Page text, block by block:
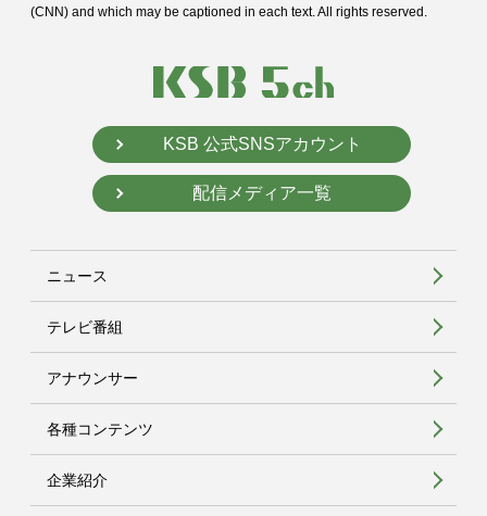
(CNN) and which may be captioned in each text. All rights reserved.
KSB 公式SNSアカウント
配信メディア一覧
ニュース
テレビ番組
アナウンサー
各種コンテンツ
企業紹介